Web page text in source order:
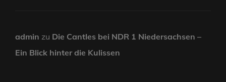
admin zu Die Cantles bei NDR 1 Niedersachsen –
Ein Blick hinter die Kulissen